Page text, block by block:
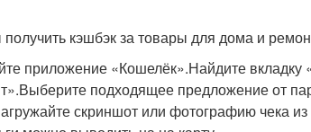
кэшбэк за товары для дома и
приложение «Кошелёк».Найдите
подходящее предложение от
скриншот или фотографию чека